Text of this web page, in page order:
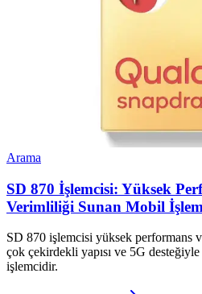
Arama
SD 870 İşlemcisi: Yüksek
Verimliliği Sunan Mobil
SD 870 işlemcisi yüksek performans
çok çekirdekli yapısı ve 5G
işlemcidir.